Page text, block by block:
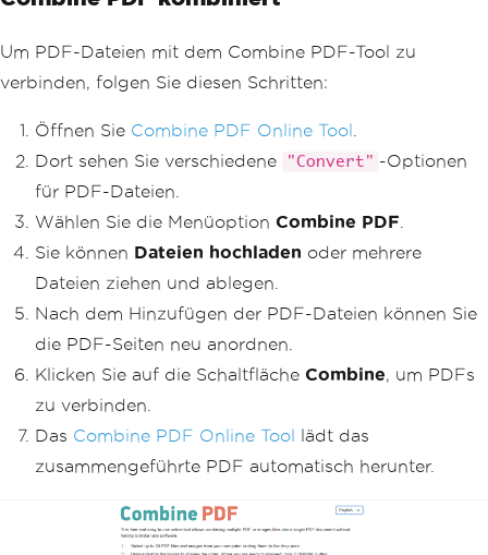
Um PDF-Dateien mit dem Combine PDF-Tool zu
verbinden, folgen Sie diesen Schritten:
Öffnen Sie Combine PDF Online Tool
Dort sehen Sie verschiedene
"Convert" -Optionen
für PDF-Dateien.
Wählen Sie die Menüoption Combine PDF
Sie können Dateien hochladen oder mehrere
Dateien ziehen und ablegen.
Nach dem Hinzufügen der PDF-Dateien können Sie
die PDF-Seiten neu anordnen.
Klicken Sie auf die Schaltfläche Combine, um PDFs
zu verbinden.
Das Combine PDF Online Tool lädt das
zusammengeführte PDF automatisch herunter.